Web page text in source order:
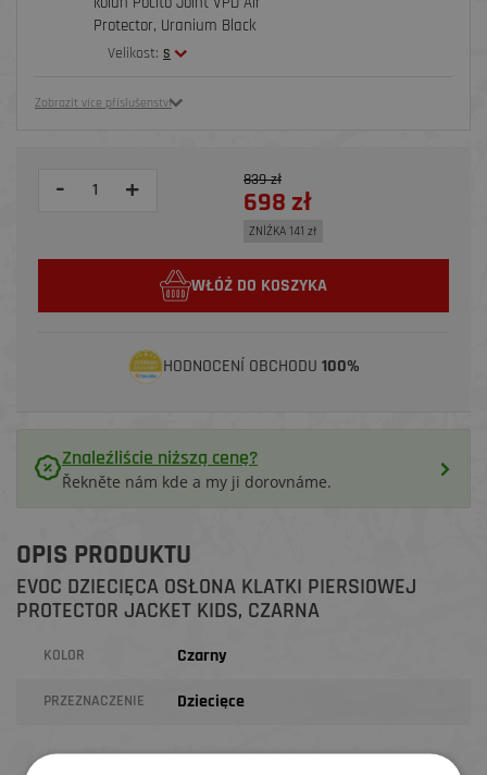
Protector, Uranium Black
Velikost: S
Zobrazit více příslušenství
- + 839 zł
698 zł
ZNİŻKA 141 zł
WŁÓŻ DO KOSZYKA
HODNOCENÍ OBCHODU 100%
Znaleźliście niższą cenę?
Řekněte nám kde a my ji dorovnáme.
OPIS PRODUKTU
EVOC DZIECIĘCA OSŁONA KLATKI PIERSIOWEJ
PROTECTOR JACKET KIDS, CZARNA
KOLOR Czarny
PRZEZNACZENIE Dziecięce